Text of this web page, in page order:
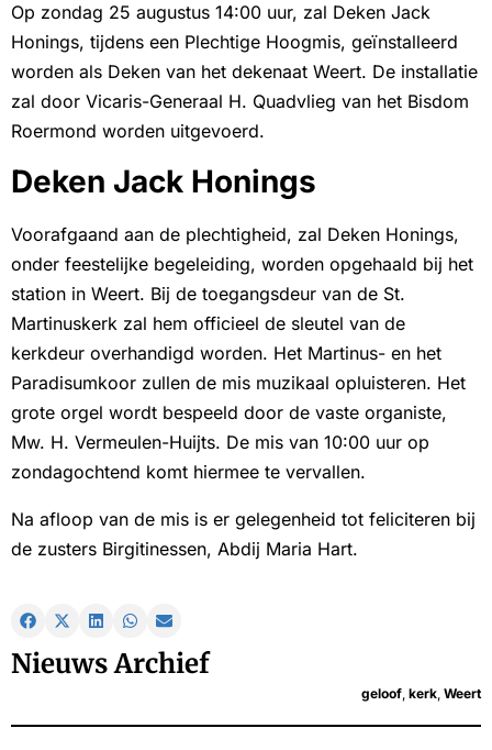
Op zondag 25 augustus 14:00 uur, zal Deken Jack
Honings, tijdens een Plechtige Hoogmis, geïnstalleerd
worden als Deken van het dekenaat Weert. De installatie
zal door Vicaris-Generaal H. Quadvlieg van het Bisdom
Roermond worden uitgevoerd.
Deken Jack Honings
Voorafgaand aan de plechtigheid, zal Deken Honings,
onder feestelijke begeleiding, worden opgehaald bij het
station in Weert. Bij de toegangsdeur van de St.
Martinuskerk zal hem officieel de sleutel van de
kerkdeur overhandigd worden. Het Martinus- en het
Paradisumkoor zullen de mis muzikaal opluisteren. Het
grote orgel wordt bespeeld door de vaste organiste,
Mw. H. Vermeulen-Huijts. De mis van 10:00 uur op
zondagochtend komt hiermee te vervallen.
Na afloop van de mis is er gelegenheid tot feliciteren bij
de zusters Birgitinessen, Abdij Maria Hart.
Nieuws Archief
geloof, kerk, Weert